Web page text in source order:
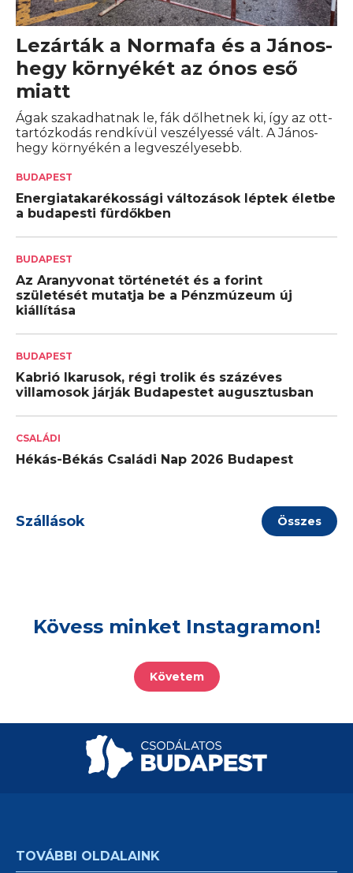
Lezárták a Normafa és a János-
hegy környékét az ónos eső
miatt
Ágak szakadhatnak le, fák dőlhetnek ki, így az ott-
tartózkodás rendkívül veszélyessé vált. A János-
hegy környékén a legveszélyesebb.
BUDAPEST
Energiatakarékossági változások léptek életbe
a budapesti fürdőkben
BUDAPEST
Az Aranyvonat történetét és a forint
születését mutatja be a Pénzmúzeum új
kiállítása
BUDAPEST
Kabrió Ikarusok, régi trolik és százéves
villamosok járják Budapestet augusztusban
CSALÁDI
Hékás-Békás Családi Nap 2026 Budapest
Szállások Összes
Kövess minket Instagramon!
Követem
TOVÁBBI OLDALAINK